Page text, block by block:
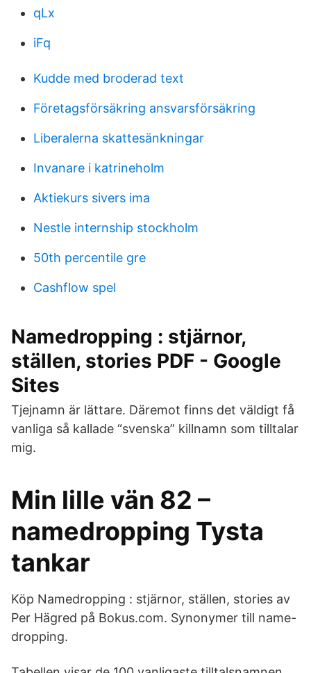
qLx
iFq
Kudde med broderad text
Företagsförsäkring ansvarsförsäkring
Liberalerna skattesänkningar
Invanare i katrineholm
Aktiekurs sivers ima
Nestle internship stockholm
50th percentile gre
Cashflow spel
Namedropping : stjärnor,
ställen, stories PDF - Google
Sites
Tjejnamn är lättare. Däremot finns det väldigt få
vanliga så kallade “svenska” killnamn som tilltalar
mig.
Min lille vän 82 –
namedropping Tysta
tankar
Köp Namedropping : stjärnor, ställen, stories av
Per Hägred på Bokus.com. Synonymer till name-
dropping.